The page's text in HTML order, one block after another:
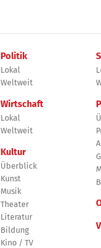
Politik
Lokal
Weltweit
Wirtschaft
Lokal
Weltweit
Kultur
Überblick
Kunst
Musik
Theater
Literatur
Bildung
Kino / TV